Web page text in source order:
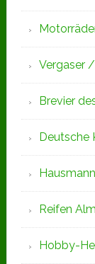
Vergaser
Brevier
Deutsche
Reifen
Hobby-